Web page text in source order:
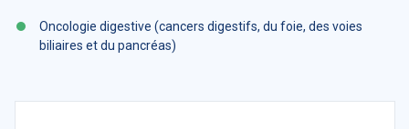
Oncologie digestive (cancers digestifs, du foie, des voies
biliaires et du pancréas)